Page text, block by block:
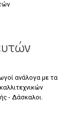
ανάλογα με τα
- Δάσκαλοι.